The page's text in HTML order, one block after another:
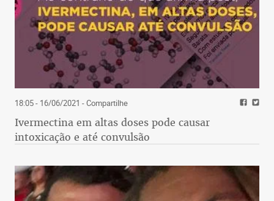
18:05 - 16/06/2021 - Compartilhe
Ivermectina em altas doses pode causar
intoxicação e até convulsão